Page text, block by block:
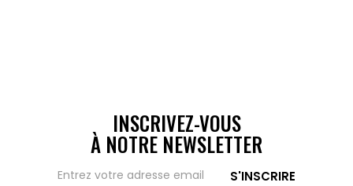
INSCRIVEZ-VOUS
À NOTRE NEWSLETTER
S'INSCRIRE